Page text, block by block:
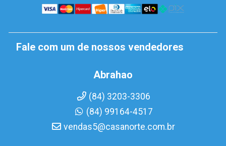
Fale com um de nossos vendedores
Abrahao
(84) 3203-3306
(84) 99164-4517
vendas5@casanorte.com.br